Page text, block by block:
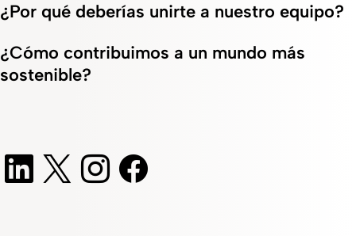
¿Por qué deberías unirte a nuestro equipo?
¿Cómo contribuimos a un mundo más
sostenible?